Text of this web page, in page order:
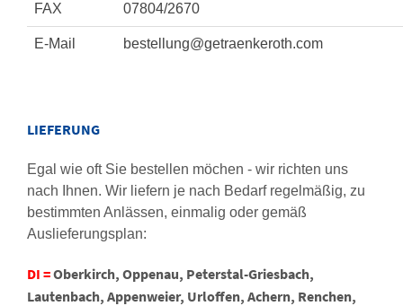
FAX 07804/2670
E-Mail bestellung@getraenkeroth.com
LIEFERUNG
Egal wie oft Sie bestellen möchen - wir richten uns
nach Ihnen. Wir liefern je nach Bedarf regelmäßig, zu
bestimmten Anlässen, einmalig oder gemäß
Auslieferungsplan:
DI =Oberkirch, Oppenau, Peterstal-Griesbach,
Lautenbach, Appenweier, Urloffen, Achern, Renchen,